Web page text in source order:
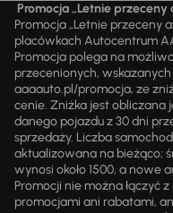
Promocja „Letnie przeceny
Promocja „Letnie przeceny
placówkach Autocentrum
Promocja polega na
przecenionych,
aaaauto.pl/promocja, ze
cenie. Zniżka jest obliczana
danego pojazdu z 30 dni
sprzedaży. Liczba
aktualizowana na bieżąco;
wynosi około 1500, a nowe
Promocji nie można łączyć
promocjami ani rabatami,